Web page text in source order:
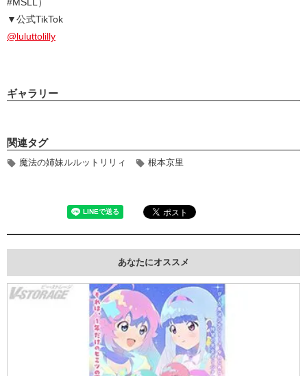
▼公式TikTok
@luluttolilly
ギャラリー
関連タグ
魔法の姉妹ルルットリリィ 根本京里
あなたにオススメ